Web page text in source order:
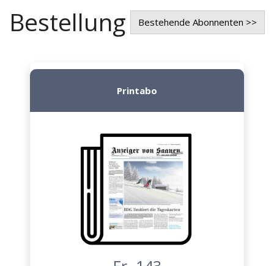
Bestellung Bestehende Abonnenten >>
Printabo